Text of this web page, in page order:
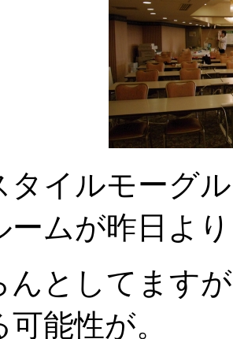
タイルモーグ
ームが昨日よ
んとしてます
能性が。